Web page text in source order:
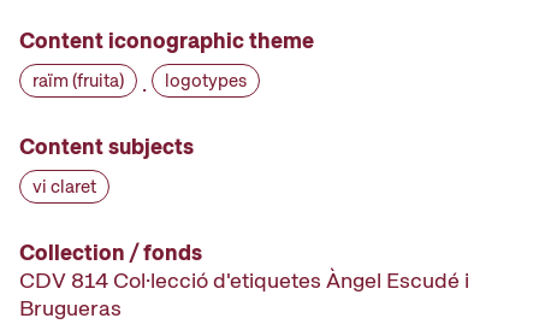
Content iconographic theme
raïm (fruita) · logotypes
Content subjects
vi claret
Collection / fonds
CDV 814 Col·lecció d'etiquetes Àngel Escudé i
Brugueras